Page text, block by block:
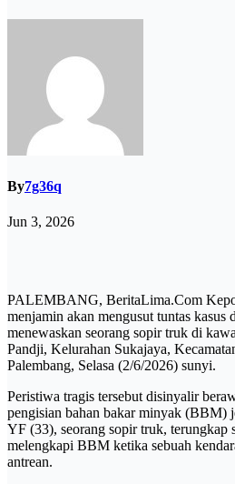
By7g36q
Jun 3, 2026
PALEMBANG, BeritaLima.Com
menjamin akan mengusut tuntas kasus
menewaskan seorang sopir truk di
Pandji, Kelurahan Sukajaya,
Palembang, Selasa (2/6/2026) sunyi.
Peristiwa tragis tersebut disinyalir
pengisian bahan bakar minyak (BBM)
YF (33), seorang sopir truk, terungkap
melengkapi BBM ketika sebuah
antrean.